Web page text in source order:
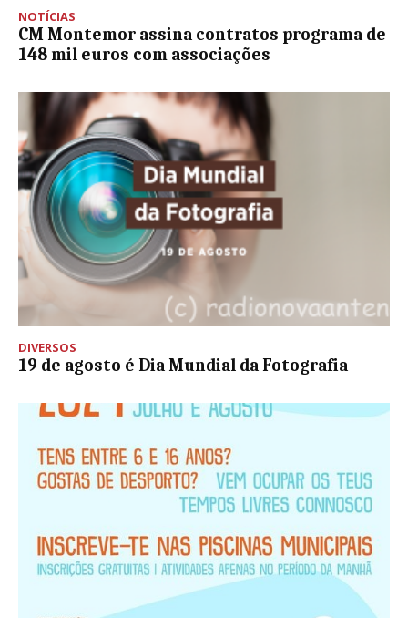
NOTÍCIAS
CM Montemor assina contratos programa de
148 mil euros com associações
DIVERSOS
19 de agosto é Dia Mundial da Fotografia